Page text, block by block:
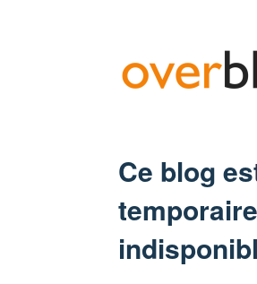
Ce blog